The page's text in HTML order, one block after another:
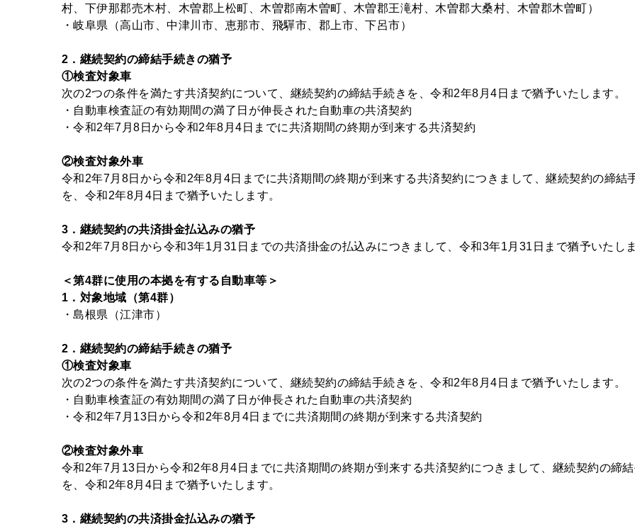
村、下伊那郡売木村、木曽郡上松町、木曽郡南木曽町、木曽郡王滝村、木曽郡大桑村、木曽郡木曽町）
・岐阜県（高山市、中津川市、恵那市、飛驒市、郡上市、下呂市）
2 ．継続契約の締結手続きの猶予
①検査対象車
次の2つの条件を満たす共済契約について、継続契約の締結手続きを、令和2年8月4日まで猶予いたします。
・自動車検査証の有効期間の満了日が伸長された自動車の共済契約
・令和2年7月8日から令和2年8月4日までに共済期間の終期が到来する共済契約
②検査対象外車
令和2年7月8日から令和2年8月4日までに共済期間の終期が到来する共済契約につきまして、継続契約の締結
を、令和2年8月4日まで猶予いたします。
3 ．継続契約の共済掛金払込みの猶予
令和2年7月8日から令和3年1月31日までの共済掛金の払込みにつきまして、令和3年1月31日まで猶予いたしま
＜第4群に使用の本拠を有する自動車等＞
1 ．対象地域（第4群）
・島根県（江津市）
2 ．継続契約の締結手続きの猶予
①検査対象車
次の2つの条件を満たす共済契約について、継続契約の締結手続きを、令和2年8月4日まで猶予いたします。
・自動車検査証の有効期間の満了日が伸長された自動車の共済契約
・令和2年7月13日から令和2年8月4日までに共済期間の終期が到来する共済契約
②検査対象外車
令和2年7月13日から令和2年8月4日までに共済期間の終期が到来する共済契約につきまして、継続契約の締結
を、令和2年8月4日まで猶予いたします。
3 ．継続契約の共済掛金払込みの猶予